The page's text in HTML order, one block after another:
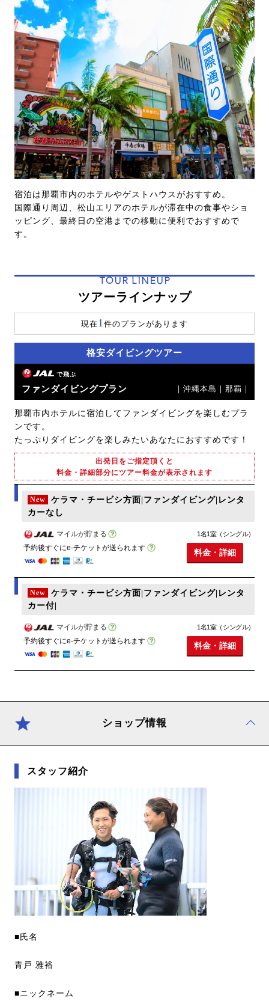
宿泊は那覇市内のホテルやゲストハウスがおすすめ。
国際通り周辺、松山エリアのホテルが滞在中の食事やショ
ッピング、最終日の空港までの移動に便利でおすすめで
す。
TOUR LINEUP
ツアーラインナップ
現在1 件のプランがあります
格安ダイビングツアー
で飛ぶ
ファンダイビングプラン ｜沖縄本島｜那覇｜
那覇市内ホテルに宿泊してファンダイビングを楽しむプラ
ンです。
たっぷりダイビングを楽しみたいあなたにおすすめです！
出発日をご指定頂くと
料金・詳細部分にツアー料金が表示されます
New
ケラマ・チービシ方面|ファンダイビング|レンタ
カーなし
マイルが貯まる
予約後すぐにe-チケットが送られます
1名1室（シングル）
料金・詳細
New
ケラマ・チービシ方面|ファンダイビング|レンタ
カー付|
マイルが貯まる
予約後すぐにe-チケットが送られます
1名1室（シングル）
料金・詳細
ショップ情報
スタッフ紹介
■氏名
青戸 雅裕
■ニックネーム